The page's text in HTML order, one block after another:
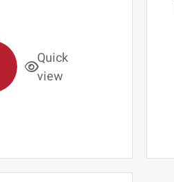
Quick
view